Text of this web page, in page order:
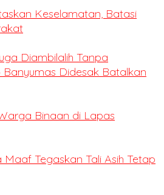
Keselamatan, Batasi
Diambilalih Tanpa
Banyumas Didesak Batalkan
Binaan di Lapas
Tegaskan Tali Asih Tetap